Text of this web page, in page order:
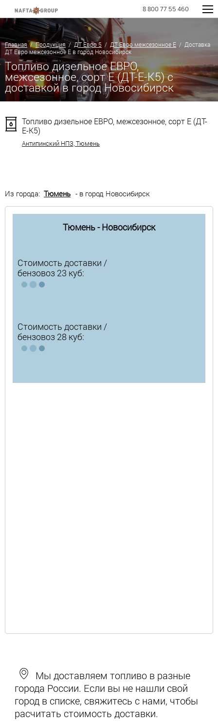
8 800 77 55 460
Главная/Продукция/ДТ Евро 5 / ДТ Евро межсезонное Е / Доставка
ДТ Евро межсезонное Е в город Новосибирск
Топливо дизельное ЕВРО,
межсезонное, сорт Е (ДТ-Е-К5) с
доставкой в город Новосибирск
Топливо дизельное ЕВРО, межсезонное, сорт Е (ДТ-
Е-К5)
Антипинский НПЗ, Тюмень
Из города: Тюмень - в город Новосибирск
Тюмень - Новосибирск
Стоимость доставки /
бензовоз 23 куб:
Стоимость доставки /
бензовоз 28 куб:
Мы доставляем топливо в разные
города России. Если вы не нашли свой
город в списке, свяжитесь с нами, чтобы
расчитать стоимость доставки.